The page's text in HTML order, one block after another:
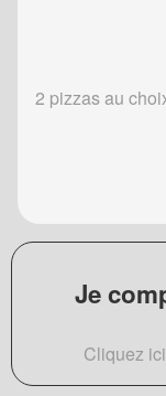
2 pizzas au
Je
Cliquez